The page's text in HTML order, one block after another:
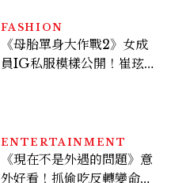
FASHION
《母胎單身大作戰2》女成
員IG私服模樣公開！崔玹諝
ENTERTAINMENT
《現在不是外遇的問題》意
外好看！抓偷吃反轉變命